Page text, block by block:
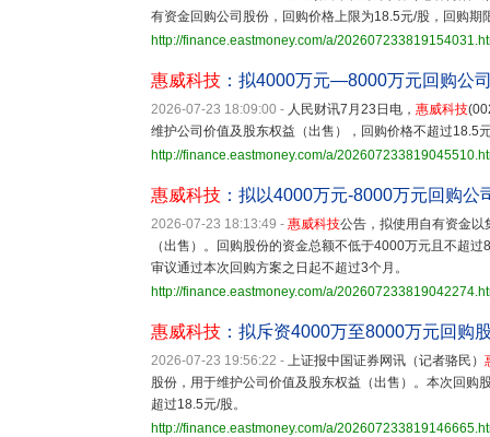
有资金回购公司股份，回购价格上限为18.5元/股，回购
http://finance.eastmoney.com/a/
惠威科技 ：拟4000万元—8000万元回购公
2026-07-23 18:09:00 - 人民财讯7月23日电， 惠威科技
维护公司价值及股东权益（出售），回购价格不超过18.5
http://finance.eastmoney.com/a/
惠威科技 ：拟以4000万元-8000万元回购公
2026-07-23 18:13:49 - 惠威科技公告，拟使用自有资金
（出售）。回购股份的资金总额不低于4000万元且不超
审议通过本次回购方案之日起不超过3个月。
http://finance.eastmoney.com/a/
惠威科技 ：拟斥资4000万至8000万元回购
2026-07-23 19:56:22 - 上证报中国证券网讯（记者骆民）
股份，用于维护公司价值及股东权益（出售）。本次回
超过18.5元/股。
http://finance.eastmoney.com/a/